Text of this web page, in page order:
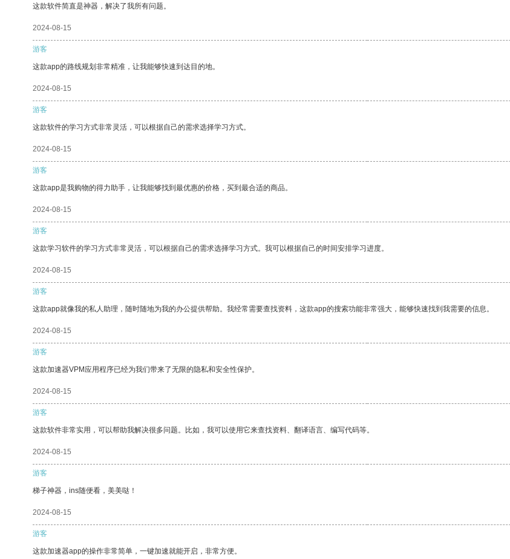
这款软件简直是神器，解决了我所有问题。
2024-08-15
游客
这款app的路线规划非常精准，让我能够快速到达目的地。
2024-08-15
游客
这款软件的学习方式非常灵活，可以根据自己的需求选择学习方式。
2024-08-15
游客
这款app是我购物的得力助手，让我能够找到最优惠的价格，买到最合适的商品。
2024-08-15
游客
这款学习软件的学习方式非常灵活，可以根据自己的需求选择学习方式。我可以根据自己的时间安排学习进度。
2024-08-15
游客
这款app就像我的私人助理，随时随地为我的办公提供帮助。我经常需要查找资料，这款app的搜索功能非常强大，能够快速找到我需要的信息。
2024-08-15
游客
这款加速器VPM应用程序已经为我们带来了无限的隐私和安全性保护。
2024-08-15
游客
这款软件非常实用，可以帮助我解决很多问题。比如，我可以使用它来查找资料、翻译语言、编写代码等。
2024-08-15
游客
梯子神器，ins随便看，美美哒！
2024-08-15
游客
这款加速器app的操作非常简单，一键加速就能开启，非常方便。